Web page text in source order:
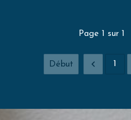
Page 1 sur 1
Début 1